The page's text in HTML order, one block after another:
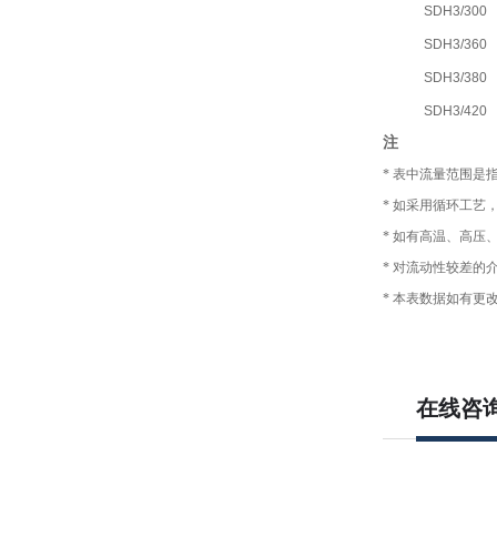
SDH3/300
SDH3/360
SDH3/380
SDH3/420
注
* 表中流量范围是
* 如采用循环工艺
* 如有高温、高压
* 对流动性较差的
* 本表数据如有更
在线咨